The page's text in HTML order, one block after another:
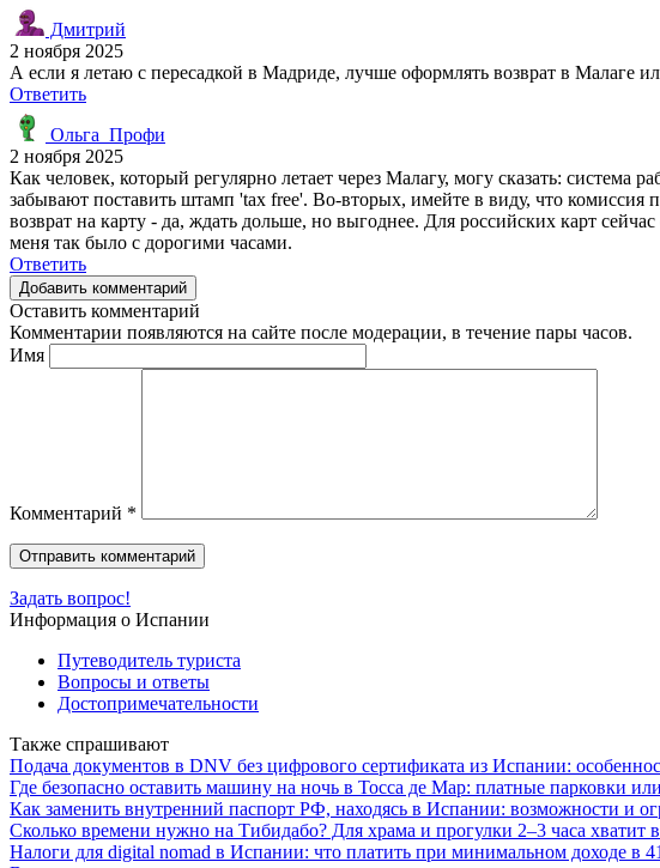
Дмитрий
2 ноября 2025
А если я летаю с пересадкой в Мадриде, лучше оформлять возврат в Малаге
Ответить
Ольга_Профи
2 ноября 2025
Как человек, который регулярно летает через Малагу, могу сказать:
забывают поставить штамп 'tax free'. Во-вторых, имейте в виду, что
возврат на карту - да, ждать дольше, но выгоднее. Для российских карт
меня так было с дорогими часами.
Ответить
Добавить комментарий
Оставить комментарий
Комментарии появляются на сайте после модерации, в течение пары часов.
Имя
Комментарий *
Задать вопрос!
Информация о Испании
Путеводитель туриста
Вопросы и ответы
Достопримечательности
Также спрашивают
Подача документов в DNV без цифрового сертификата из Испании:
Где безопасно оставить машину на ночь в Тосса де Мар: платные парковки
Как заменить внутренний паспорт РФ, находясь в Испании: возможности и
Сколько времени нужно на Тибидабо? Для храма и прогулки 2–3 часа хватит
Налоги для digital nomad в Испании: что платить при минимальном доходе в